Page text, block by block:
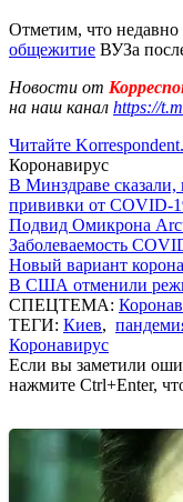
Отметим, что недавно
общежитие ВУЗа
Новости от
на наш канал https://
Читайте
Коронавирус
В Минздраве
прививки от COVID-
Подвид Омикрона
Заболеваемость
Новый вариант
В США отменили
СПЕЦТЕМА:
ТЕГИ: Киев,
Коронавирус
Если вы заметили
нажмите Ctrl+Enter,